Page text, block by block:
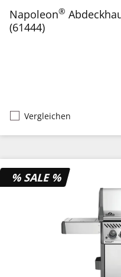
Napoleon®
(61444)
Vergleichen
% SALE %